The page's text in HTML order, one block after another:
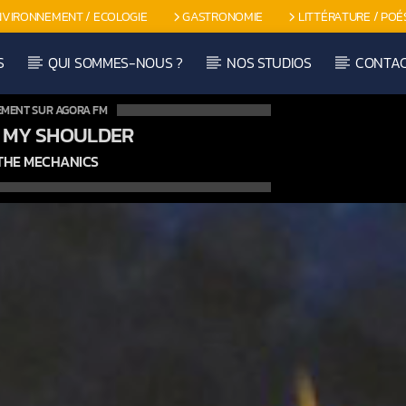
/ ECOLOGIE GASTRONOMIE LITTÉRATURE /
QUI SOMMES-NOUS ? NOS STUDIOS
SUR AGORA FM
SHOULDER
MECHANICS